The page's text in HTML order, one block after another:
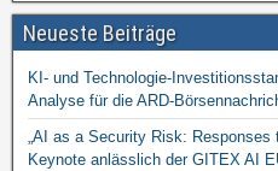
Neueste Beiträge
KI- und Technologie-
Analyse für die ARD-
„AI as a Security Risk: Responses
Keynote anlässlich der GITEX AI